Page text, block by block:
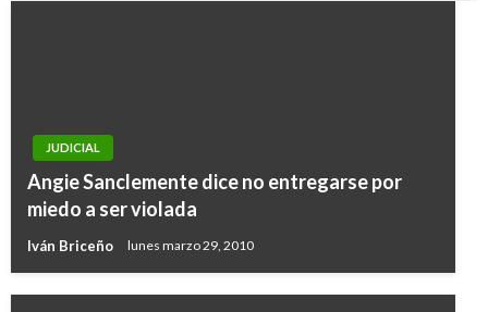
JUDICIAL
Angie Sanclemente dice no entregarse por
miedo a ser violada
Iván Briceño lunes marzo 29, 2010